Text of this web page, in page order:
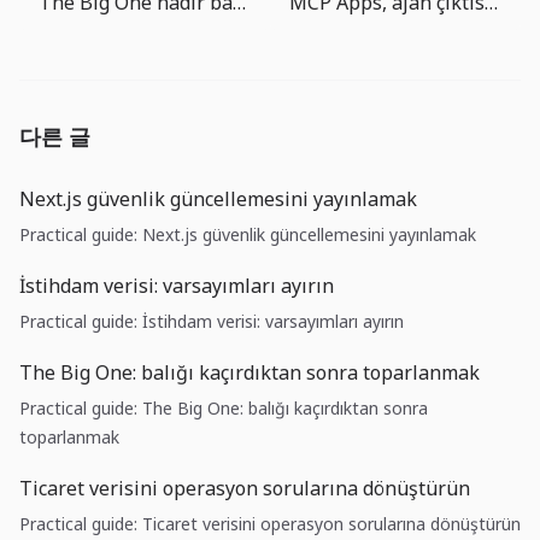
다른 글
Next.js güvenlik güncellemesini yayınlamak
Practical guide: Next.js güvenlik güncellemesini yayınlamak
İstihdam verisi: varsayımları ayırın
Practical guide: İstihdam verisi: varsayımları ayırın
The Big One: balığı kaçırdıktan sonra toparlanmak
Practical guide: The Big One: balığı kaçırdıktan sonra
toparlanmak
Ticaret verisini operasyon sorularına dönüştürün
Practical guide: Ticaret verisini operasyon sorularına dönüştürün